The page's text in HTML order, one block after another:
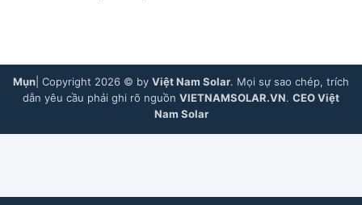
Mụn | Copyright 2026 © by Việt Nam Solar. Mọi sự sao chép, trích
dẫn yêu cầu phải ghi rõ nguồn VIETNAMSOLAR.VN. CEO Việt
Nam Solar